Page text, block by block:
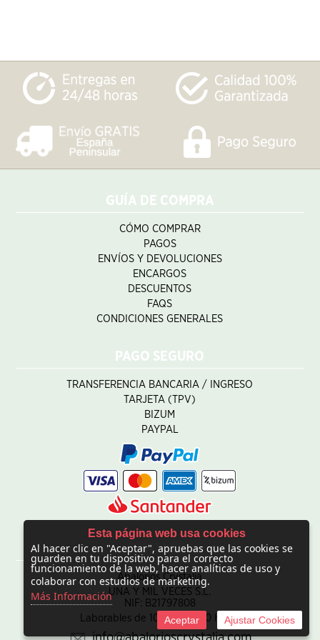
GUÍA DE COMPRA
CÓMO COMPRAR
PAGOS
ENVÍOS Y DEVOLUCIONES
ENCARGOS
DESCUENTOS
FAQS
CONDICIONES GENERALES
PAGO SEGURO
TRANSFERENCIA BANCARIA / INGRESO
TARJETA (TPV)
BIZUM
PAYPAL
CONTACTO
Abalorios Crystalia
UNA Y MIL VECES S.L.
NIF: B21797808
Laborables de 10:00 - 20:00 horas
Esta página web usa cookies
Al hacer clic en "Aceptar", apruebas que las cookies se
guarden en tu dispositivo para el correcto
funcionamiento de la web, hacer analíticas de uso y
colaborar con estudios de marketing.
Más Información
Aceptar Ajustar Cookies